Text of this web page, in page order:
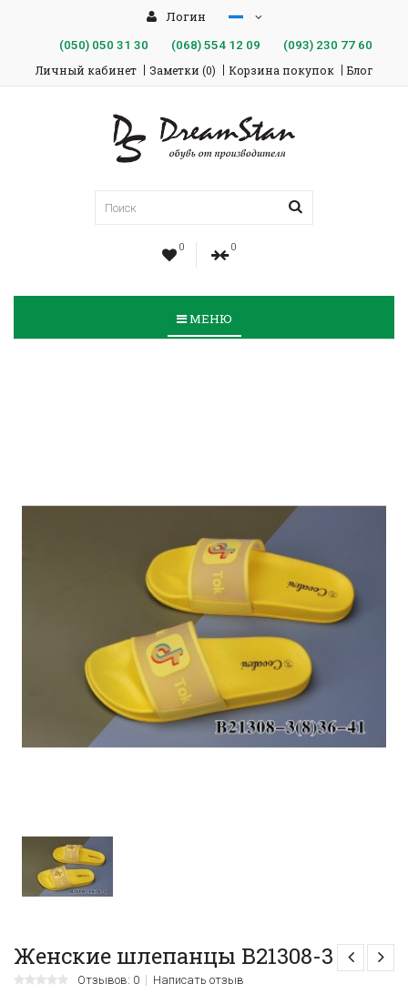
Логин
(050)050 31 30 (068)554 12 09 (093)230 77 60
Личный кабинет Заметки (0) Корзина покупок Блог
0 0
МЕНЮ
Женские шлепанцы B21308-3
Отзывов: 0 Написать отзыв